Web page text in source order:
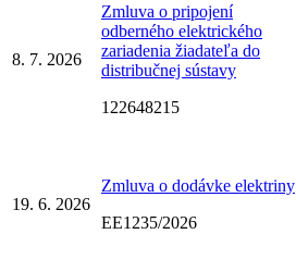
8. 7. 2026
Zmluva o pripojení
odberného elektrického
zariadenia žiadateľa do
distribučnej sústavy
122648215
19. 6. 2026
Zmluva o dodávke elektriny
EE1235/2026